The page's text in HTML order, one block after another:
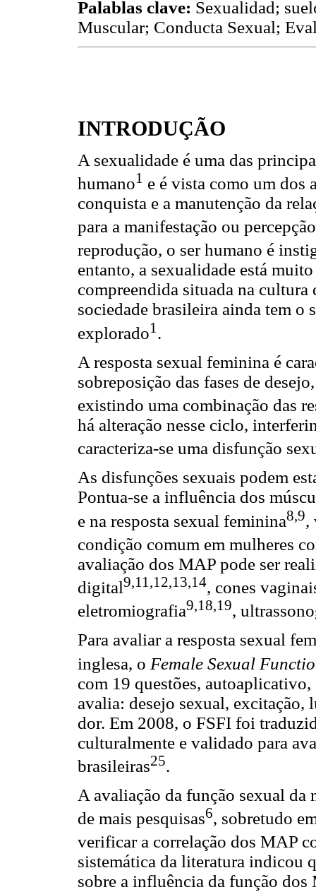
Palablas clave: Sexualidad;
Muscular; Conducta Sexual;
INTRODUÇÃO
A sexualidade é uma das
humano1 e é vista como um dos
conquista e a manutenção da
para a manifestação ou
reprodução, o ser humano é
entanto, a sexualidade está
compreendida situada na
sociedade brasileira ainda tem o
explorado1 .
A resposta sexual feminina é
sobreposição das fases de
existindo uma combinação das
há alteração nesse ciclo,
caracteriza-se uma disfunção
As disfunções sexuais podem
Pontua-se a influência dos
e na resposta sexual feminina8,9,
condição comum em mulheres
avaliação dos MAP pode ser
digital9,11,12,13,14, cones
eletromiografia9,18,19,
Para avaliar a resposta sexual
inglesa, o Female Sexual
com 19 questões,
avalia: desejo sexual, excitação,
dor. Em 2008, o FSFI foi
culturalmente e validado para
brasileiras25.
A avaliação da função sexual da
de mais pesquisas6, sobretudo
verificar a correlação dos MAP
sistemática da literatura indicou
sobre a influência da função